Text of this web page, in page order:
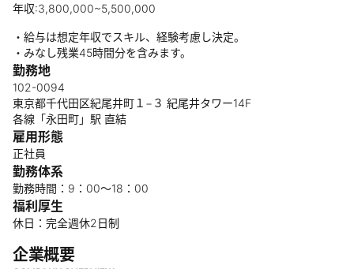
年収:3,800,000~5,500,000
・給与は想定年収でスキル、経験考慮し決定。
・みなし残業45時間分を含みます。
勤務地
102-0094
東京都千代田区紀尾井町１−３ 紀尾井タワー14F
各線「永田町」駅 直結
雇用形態
正社員
勤務体系
勤務時間：9：00～18：00
福利厚生
休日：完全週休2日制
企業概要